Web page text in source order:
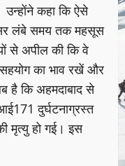
उन्होंने कहा कि ऐसे
लंबे समय तक महसूस
से अपील की कि वे
सहयोग का भाव रखें और
है कि अहमदाबाद से
दुर्घटनाग्रस्त
मृत्यु हो गई। इस